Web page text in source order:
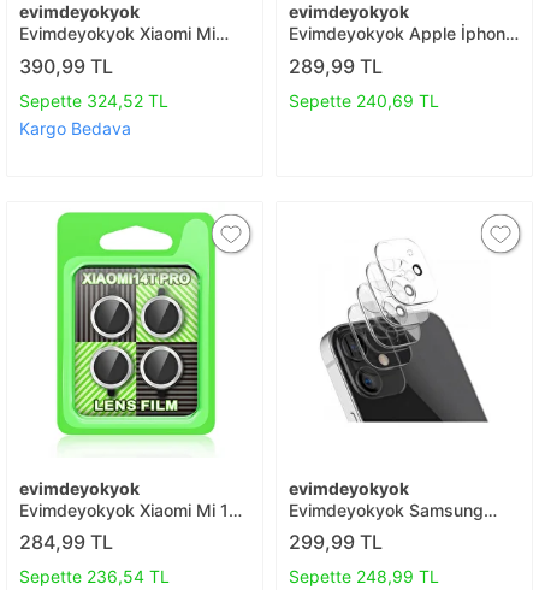
evimdeyokyok
Evimdeyokyok Xiaomi Mi
Band 8 Polymer Nano Ekran
Koruyucu - Şeffaf T20
390,99 TL
Sepette 324,52 TL
Kargo Bedava
evimdeyokyok
Evimdeyokyok Apple İphone
11 Rainbow Kamera Lens
Koruma Cam - Kırmızı T20
289,99 TL
Sepette 240,69 TL
evimdeyokyok
Evimdeyokyok Xiaomi Mi 14t
Pro Raze Metal Kamera Lens
- Gümüş T20
284,99 TL
Sepette 236,54 TL
evimdeyokyok
Evimdeyokyok Samsung
Galaxy A03s Kamera Lens
Koruma Cam T20
299,99 TL
Sepette 248,99 TL